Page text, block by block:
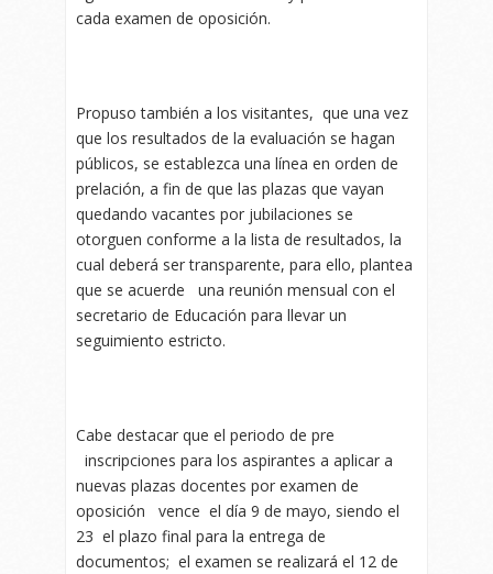
cada examen de oposición.
Propuso también a los visitantes, que una vez
que los resultados de la evaluación se hagan
públicos, se establezca una línea en orden de
prelación, a fin de que las plazas que vayan
quedando vacantes por jubilaciones se
otorguen conforme a la lista de resultados, la
cual deberá ser transparente, para ello, plantea
que se acuerde una reunión mensual con el
secretario de Educación para llevar un
seguimiento estricto.
Cabe destacar que el periodo de pre
inscripciones para los aspirantes a aplicar a
nuevas plazas docentes por examen de
oposición vence el día 9 de mayo, siendo el
23 el plazo final para la entrega de
documentos; el examen se realizará el 12 de